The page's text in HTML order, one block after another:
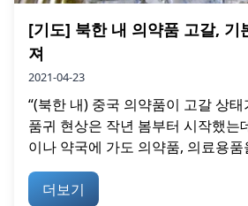
[기도] 북한 내 의약품 고갈, 기
져
2021-04-23
“(북한 내) 중국 의약품이 고갈 상
품귀 현상은 작년 봄부터 시작했는
이나 약국에 가도 의약품, 의료용
더보기